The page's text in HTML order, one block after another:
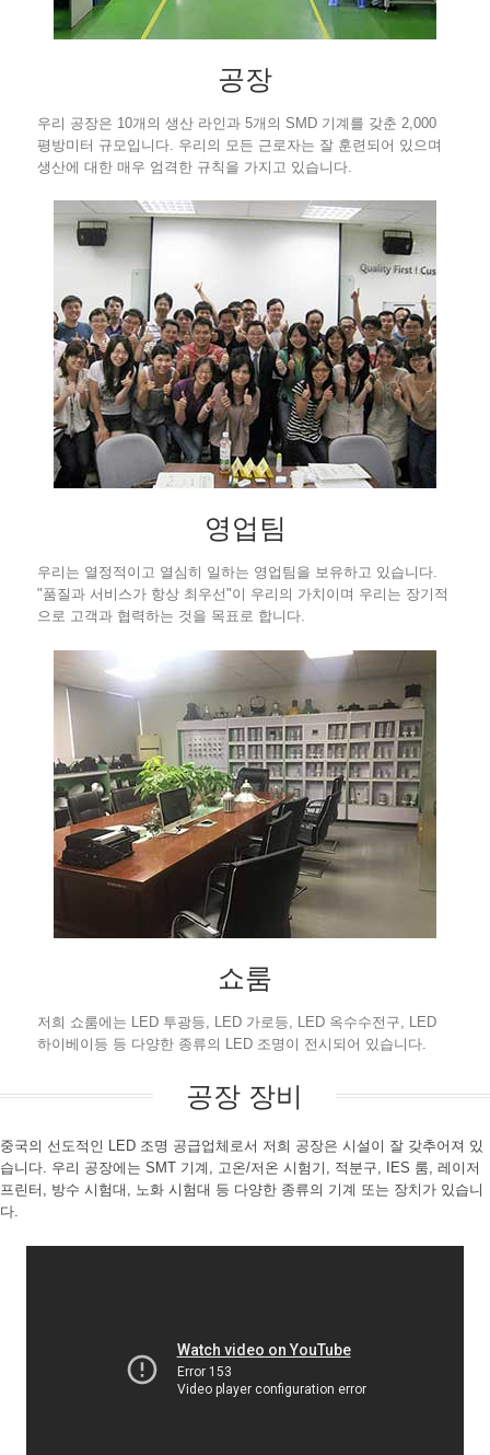
공장
우리 공장은 10개의 생산 라인과 5개의 SMD 기계를 갖춘 2,000
평방미터 규모입니다. 우리의 모든 근로자는 잘 훈련되어 있으며
생산에 대한 매우 엄격한 규칙을 가지고 있습니다.
영업팀
우리는 열정적이고 열심히 일하는 영업팀을 보유하고 있습니다.
"품질과 서비스가 항상 최우선"이 우리의 가치이며 우리는 장기적
으로 고객과 협력하는 것을 목표로 합니다.
쇼룸
저희 쇼룸에는 LED 투광등, LED 가로등, LED 옥수수전구, LED
하이베이등 등 다양한 종류의 LED 조명이 전시되어 있습니다.
공장 장비
중국의 선도적인 LED 조명 공급업체로서 저희 공장은 시설이 잘 갖추어져 있
습니다. 우리 공장에는 SMT 기계, 고온/저온 시험기, 적분구, IES 룸, 레이저
프린터, 방수 시험대, 노화 시험대 등 다양한 종류의 기계 또는 장치가 있습니
다.